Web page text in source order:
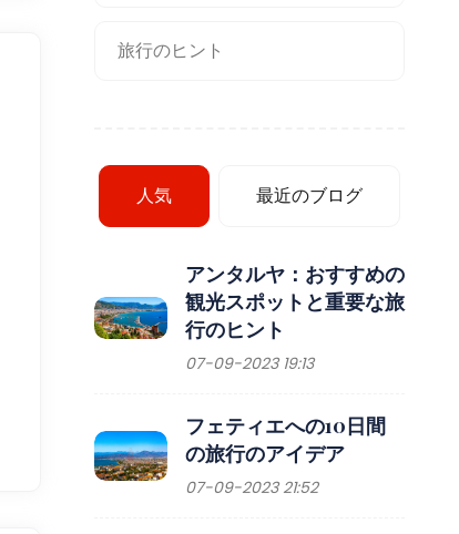
旅行のヒント
人気 最近のブログ
アンタルヤ：おすすめの
観光スポットと重要な旅
行のヒント
07-09-2023 19:13
フェティエへの10日間
の旅行のアイデア
07-09-2023 21:52